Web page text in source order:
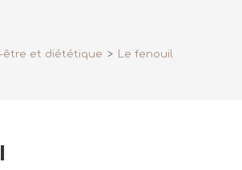
être et diététique > Le fenouil